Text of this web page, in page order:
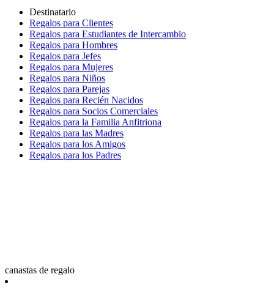
Destinatario
Regalos para Clientes
Regalos para Estudiantes de Intercambio
Regalos para Hombres
Regalos para Jefes
Regalos para Mujeres
Regalos para Niños
Regalos para Parejas
Regalos para Recién Nacidos
Regalos para Socios Comerciales
Regalos para la Familia Anfitriona
Regalos para las Madres
Regalos para los Amigos
Regalos para los Padres
canastas de regalo